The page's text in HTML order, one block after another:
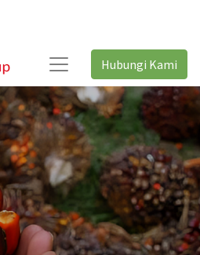
Hubungi Kami